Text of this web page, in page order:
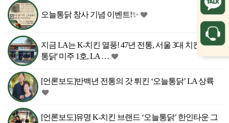
오늘통닭 창사 기념 이벤트!✨️
지금 LA는 K-치킨 열풍! 47년 전통, 서울 3대 치킨 '오늘
통닭' 미주 1호, LA …
[언론보도]반백년 전통의 갓 튀킨 ‘오늘통닭’ LA 상륙
[언론보도]유명 K-치킨 브랜드 ‘오늘통닭’ 한인타운 그